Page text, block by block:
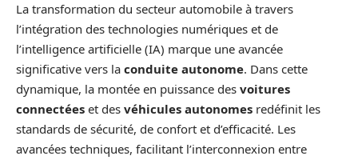
La transformation du secteur automobile à travers
l’intégration des technologies numériques et de
l’intelligence artificielle (IA) marque une avancée
significative vers la conduite autonome. Dans cette
dynamique, la montée en puissance des voitures
connectées et des véhicules autonomes redéfinit les
standards de sécurité, de confort et d’efficacité. Les
avancées techniques, facilitant l’interconnexion entre